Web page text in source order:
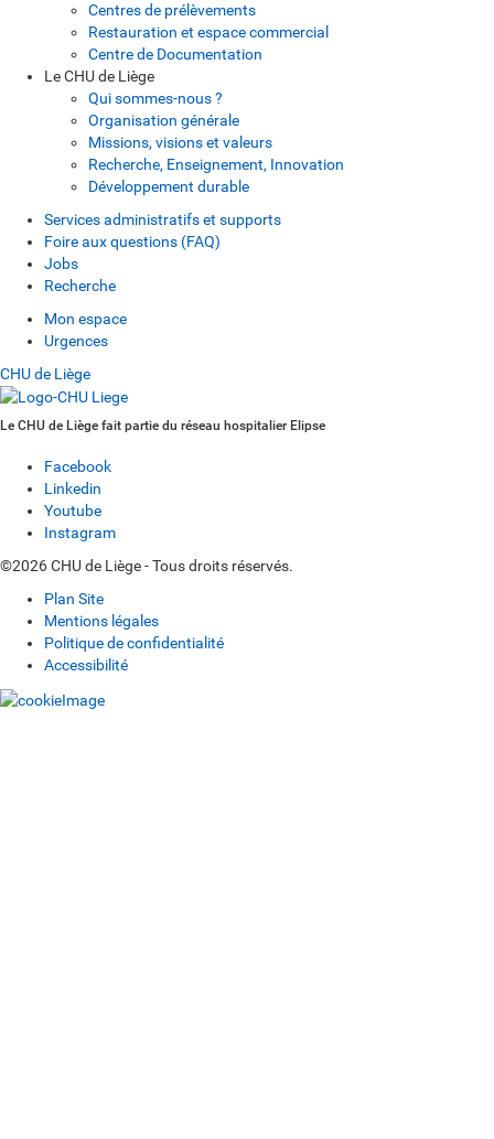
Centres de prélèvements
Restauration et espace commercial
Centre de Documentation
Le CHU de Liège
Qui sommes-nous ?
Organisation générale
Missions, visions et valeurs
Recherche, Enseignement, Innovation
Développement durable
Services administratifs et supports
Foire aux questions (FAQ)
Jobs
Recherche
Mon espace
Urgences
CHU de Liège
Le CHU de Liège fait partie du réseau hospitalier Elipse
Facebook
Linkedin
Youtube
Instagram
©2026 CHU de Liège - Tous droits réservés.
Plan Site
Mentions légales
Politique de confidentialité
Accessibilité